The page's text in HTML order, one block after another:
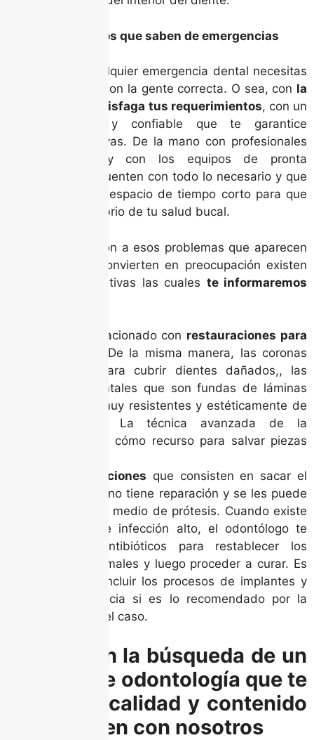
Conéctate con los que saben de emergencias
Para resolver cualquier emergencia dental necesitas
estar conectado con la gente correcta. O sea, con la
clínica que te satisfaga tus requerimientos, con un
servicio rápido y confiable que te garantice
soluciones efectivas. De la mano con profesionales
comprometidos y con los equipos de pronta
respuesta. Que cuenten con todo lo necesario y que
te atienda en un espacio de tiempo corto para que
alcances el equilibrio de tu salud bucal.
Para darle solución a esos problemas que aparecen
sin avisar y se convierten en preocupación existen
diferentes alternativas las cuales te informaremos
Todo lo relacionado con restauraciones para
. De la misma manera, las coronas
dentales para cubrir dientes dañados,, las
carillas dentales que son fundas de láminas
delgadas muy resistentes y estéticamente de
alto nivel. La técnica avanzada de la
endodoncia cómo recurso para salvar piezas
Las extracciones que consisten en sacar el
diente que no tiene reparación y se les puede
restituir por medio de prótesis. Cuando existe
un nivel de infección alto, el odontólogo te
recetará antibióticos para restablecer los
niveles normales y luego proceder a curar. Es
necesario incluir los procesos de implantes y
de ortodoncia si es lo recomendado por la
situación del caso.
Si estás en la búsqueda de un
servicio de odontología que te
garantice calidad y contenido
estético ven con nosotros